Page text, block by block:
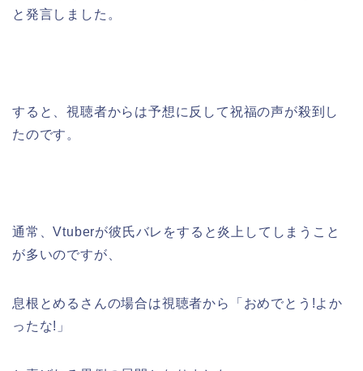
と発言しました。
すると、視聴者からは予想に反して祝福の声が殺到し
たのです。
通常、Vtuberが彼氏バレをすると炎上してしまうこと
が多いのですが、
息根とめるさんの場合は視聴者から「おめでとう!よか
ったな!」